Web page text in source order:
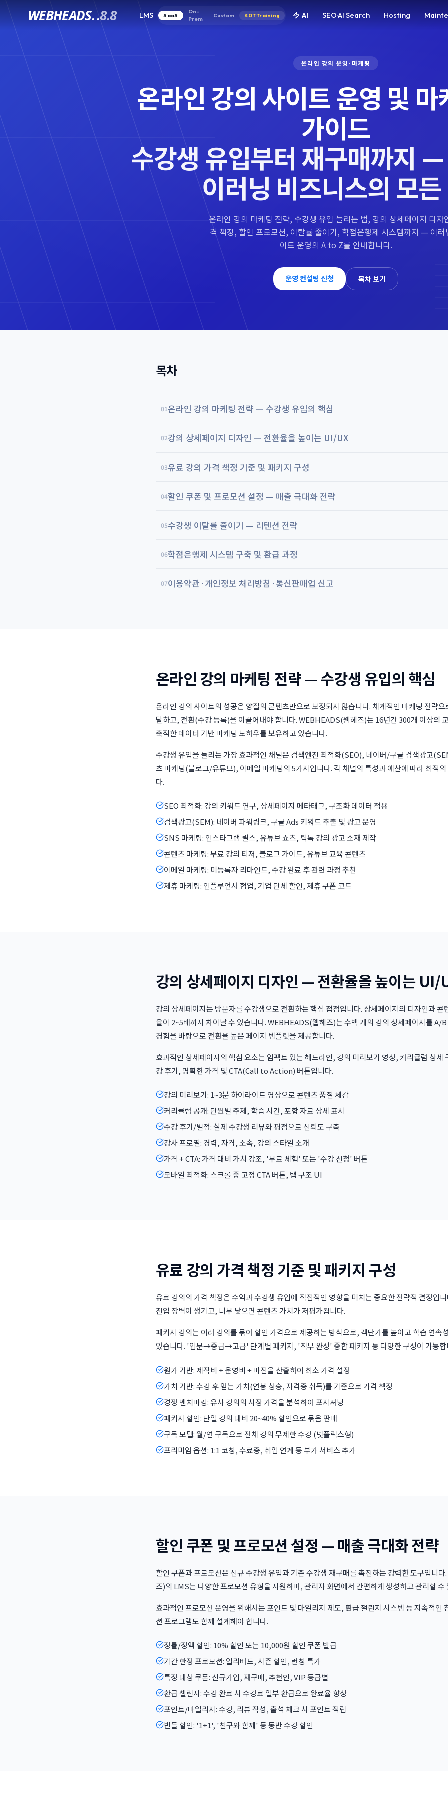
WEBHEADS..8.8 LMS SaaS
On-
Prem
Custom KDT·Training AI SEO·AI Search Hosting
온라인 강의 운영·마케팅
온라인 강의 사이트 운영 및
가이드
수강생 유입부터 재구매까지
이러닝 비즈니스의 모
온라인 강의 마케팅 전략, 수강생 유입 늘리는 법, 강의 상세페이지 디자
격 책정, 할인 프로모션, 이탈률 줄이기, 학점은행제 시스템까지 — 이러
이트 운영의 A to Z를 안내합니다.
운영 컨설팅 신청 목차 보기
목차
01온라인 강의 마케팅 전략 — 수강생 유입의 핵심
02강의 상세페이지 디자인 — 전환율을 높이는 UI/UX
03유료 강의 가격 책정 기준 및 패키지 구성
04할인 쿠폰 및 프로모션 설정 — 매출 극대화 전략
05수강생 이탈률 줄이기 — 리텐션 전략
06학점은행제 시스템 구축 및 환급 과정
07이용약관·개인정보 처리방침·통신판매업 신고
온라인 강의 마케팅 전략 — 수강생 유입의 핵심
온라인 강의 사이트의 성공은 양질의 콘텐츠만으로 보장되지 않습니다. 체계적인 마케팅 전략
달하고, 전환(수강 등록)을 이끌어내야 합니다. WEBHEADS(웹헤즈)는 16년간 300개 이상의
축적한 데이터 기반 마케팅 노하우를 보유하고 있습니다.
수강생 유입을 늘리는 가장 효과적인 채널은 검색엔진 최적화(SEO), 네이버/구글 검색광고
츠 마케팅(블로그/유튜브), 이메일 마케팅의 5가지입니다. 각 채널의 특성과 예산에 따라 최적
다.
SEO 최적화: 강의 키워드 연구, 상세페이지 메타태그, 구조화 데이터 적용
검색광고(SEM): 네이버 파워링크, 구글 Ads 키워드 추출 및 광고 운영
SNS 마케팅: 인스타그램 릴스, 유튜브 쇼츠, 틱톡 강의 광고 소재 제작
콘텐츠 마케팅: 무료 강의 티저, 블로그 가이드, 유튜브 교육 콘텐츠
이메일 마케팅: 미등록자 리마인드, 수강 완료 후 관련 과정 추천
제휴 마케팅: 인플루언서 협업, 기업 단체 할인, 제휴 쿠폰 코드
강의 상세페이지 디자인 — 전환율을 높이는 UI/
강의 상세페이지는 방문자를 수강생으로 전환하는 핵심 접점입니다. 상세페이지의 디자인과 콘
율이 2~5배까지 차이날 수 있습니다. WEBHEADS(웹헤즈)는 수백 개의 강의 상세페이지를 A/
경험을 바탕으로 전환율 높은 페이지 템플릿을 제공합니다.
효과적인 상세페이지의 핵심 요소는 임팩트 있는 헤드라인, 강의 미리보기 영상, 커리큘럼 상세
강 후기, 명확한 가격 및 CTA(Call to Action) 버튼입니다.
강의 미리보기: 1~3분 하이라이트 영상으로 콘텐츠 품질 체감
커리큘럼 공개: 단원별 주제, 학습 시간, 포함 자료 상세 표시
수강 후기/별점: 실제 수강생 리뷰와 평점으로 신뢰도 구축
강사 프로필: 경력, 자격, 소속, 강의 스타일 소개
가격 + CTA: 가격 대비 가치 강조, '무료 체험' 또는 '수강 신청' 버튼
모바일 최적화: 스크롤 중 고정 CTA 버튼, 탭 구조 UI
유료 강의 가격 책정 기준 및 패키지 구성
유료 강의의 가격 책정은 수익과 수강생 유입에 직접적인 영향을 미치는 중요한 전략적 결정입
진입 장벽이 생기고, 너무 낮으면 콘텐츠 가치가 저평가됩니다.
패키지 강의는 여러 강의를 묶어 할인 가격으로 제공하는 방식으로, 객단가를 높이고 학습 연속
있습니다. '입문→중급→고급' 단계별 패키지, '직무 완성' 종합 패키지 등 다양한 구성이 가능합
원가 기반: 제작비 + 운영비 + 마진을 산출하여 최소 가격 설정
가치 기반: 수강 후 얻는 가치(연봉 상승, 자격증 취득)를 기준으로 가격 책정
경쟁 벤치마킹: 유사 강의의 시장 가격을 분석하여 포지셔닝
패키지 할인: 단일 강의 대비 20~40% 할인으로 묶음 판매
구독 모델: 월/연 구독으로 전체 강의 무제한 수강 (넷플릭스형)
프리미엄 옵션: 1:1 코칭, 수료증, 취업 연계 등 부가 서비스 추가
할인 쿠폰 및 프로모션 설정 — 매출 극대화 전략
할인 쿠폰과 프로모션은 신규 수강생 유입과 기존 수강생 재구매를 촉진하는 강력한 도구입니
즈)의 LMS는 다양한 프로모션 유형을 지원하며, 관리자 화면에서 간편하게 생성하고 관리할 수
효과적인 프로모션 운영을 위해서는 포인트 및 마일리지 제도, 환급 챌린지 시스템 등 지속적인
션 프로그램도 함께 설계해야 합니다.
정률/정액 할인: 10% 할인 또는 10,000원 할인 쿠폰 발급
기간 한정 프로모션: 얼리버드, 시즌 할인, 런칭 특가
특정 대상 쿠폰: 신규가입, 재구매, 추천인, VIP 등급별
환급 챌린지: 수강 완료 시 수강료 일부 환급으로 완료율 향상
포인트/마일리지: 수강, 리뷰 작성, 출석 체크 시 포인트 적립
번들 할인: '1+1', '친구와 함께' 등 동반 수강 할인